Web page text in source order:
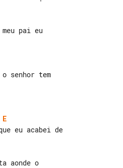
E
eu acabei de